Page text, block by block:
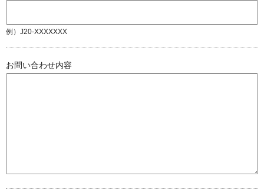
例）J20-XXXXXXX
お問い合わせ内容